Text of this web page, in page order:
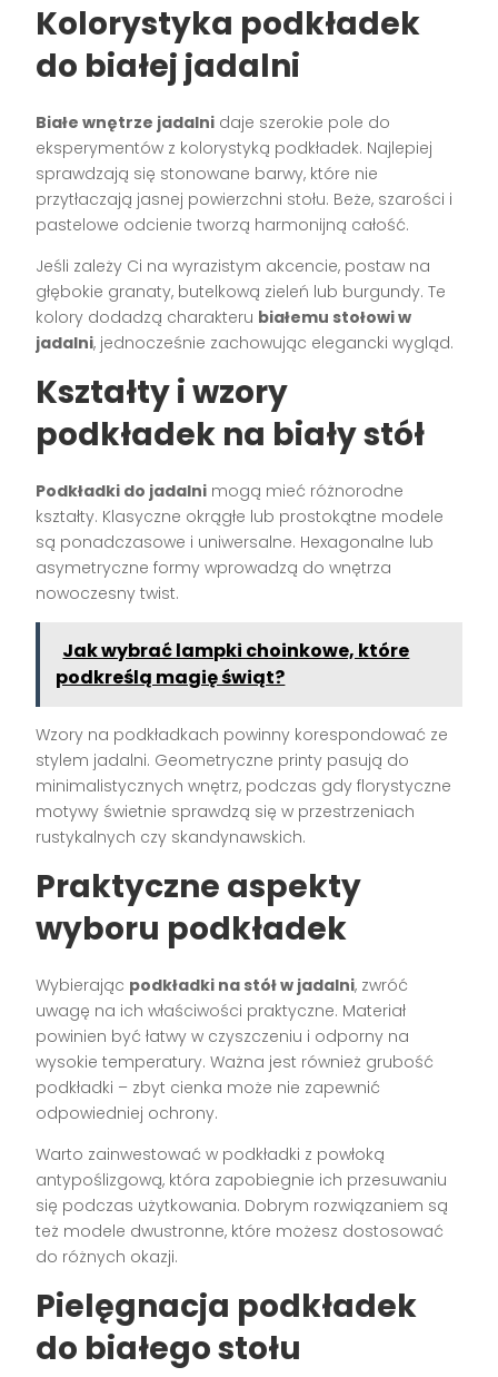
Kolorystyka podkładek
do białej jadalni
Białe wnętrze jadalni daje szerokie pole do
eksperymentów z kolorystyką podkładek. Najlepiej
sprawdzają się stonowane barwy, które nie
przytłaczają jasnej powierzchni stołu. Beże, szarości i
pastelowe odcienie tworzą harmonijną całość.
Jeśli zależy Ci na wyrazistym akcencie, postaw na
głębokie granaty, butelkową zieleń lub burgundy. Te
kolory dodadzą charakteru białemu stołowi w
jadalni, jednocześnie zachowując elegancki wygląd.
Kształty i wzory
podkładek na biały stół
Podkładki do jadalni mogą mieć różnorodne
kształty. Klasyczne okrągłe lub prostokątne modele
są ponadczasowe i uniwersalne. Hexagonalne lub
asymetryczne formy wprowadzą do wnętrza
nowoczesny twist.
Jak wybrać lampki choinkowe, które
podkreślą magię świąt?
Wzory na podkładkach powinny korespondować ze
stylem jadalni. Geometryczne printy pasują do
minimalistycznych wnętrz, podczas gdy florystyczne
motywy świetnie sprawdzą się w przestrzeniach
rustykalnych czy skandynawskich.
Praktyczne aspekty
wyboru podkładek
Wybierając podkładki na stół w jadalni, zwróć
uwagę na ich właściwości praktyczne. Materiał
powinien być łatwy w czyszczeniu i odporny na
wysokie temperatury. Ważna jest również grubość
podkładki – zbyt cienka może nie zapewnić
odpowiedniej ochrony.
Warto zainwestować w podkładki z powłoką
antypoślizgową, która zapobiegnie ich przesuwaniu
się podczas użytkowania. Dobrym rozwiązaniem są
też modele dwustronne, które możesz dostosować
do różnych okazji.
Pielęgnacja podkładek
do białego stołu